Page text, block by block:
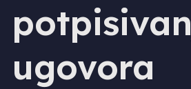
ugovora